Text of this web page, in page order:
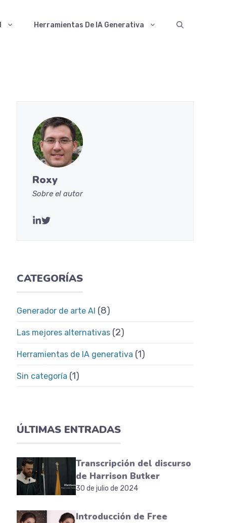
Herramientas De IA Generativa
Roxy
Sobre el autor
CATEGORÍAS
Generador de arte AI (8)
Las mejores alternativas (2)
Herramientas de IA generativa (1)
Sin categoría (1)
ÚLTIMAS ENTRADAS
Transcripción del discurso
de Harrison Butker
30 de julio de 2024
Introducción de Free